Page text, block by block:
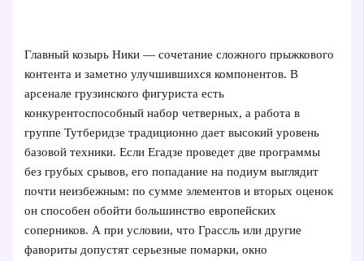
Главный козырь Ники — сочетание сложного прыжкового
контента и заметно улучшившихся компонентов. В
арсенале грузинского фигуриста есть
конкурентоспособный набор четверных, а работа в
группе Тутберидзе традиционно дает высокий уровень
базовой техники. Если Егадзе проведет две программы
без грубых срывов, его попадание на подиум выглядит
почти неизбежным: по сумме элементов и вторых оценок
он способен обойти большинство европейских
соперников. А при условии, что Грассль или другие
фавориты допустят серьезные помарки, окно